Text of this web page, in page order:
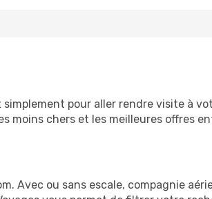
pour aller rendre visite à
moins chers et les meilleures offres
Avec ou sans escale, compagnie